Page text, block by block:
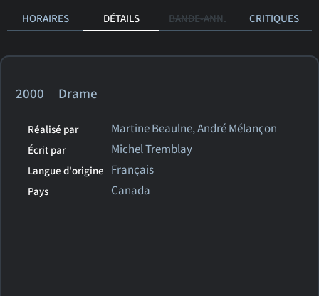
HORAIRES DÉTAILS BANDE-ANN. CRITIQUES
2000 Drame
Réalisé par Martine Beaulne, André Mélançon
Écrit par Michel Tremblay
Langue d'origine Français
Pays Canada